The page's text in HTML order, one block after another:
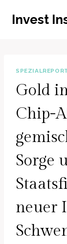
InhaltInvest
Gold
Chip-
Sorge
neuer